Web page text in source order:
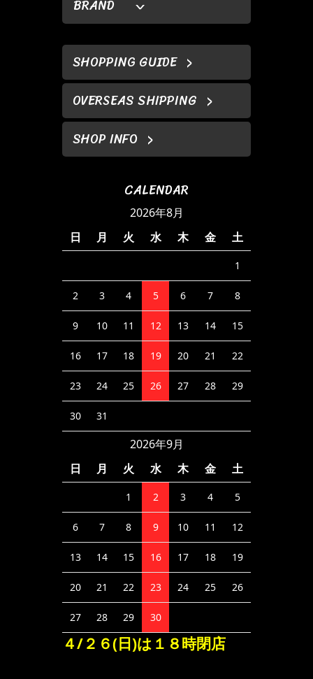
BRAND
SHOPPING GUIDE
OVERSEAS SHIPPING
SHOP INFO
CALENDAR
2026年8月
日
月 火 水 木 金 土
1
2 3 4 5 6 7 8
9 10 11 12 13 14 15
16 17 18 19 20 21 22
23 24 25 26 27 28 29
30 31
2026年9月
日
月 火 水 木 金 土
1 2 3 4 5
6 7 8 9 10 11 12
13 14 15 16 17 18 19
20 21 22 23 24 25 26
27 28 29 30
４/２６(日)は１８時閉店